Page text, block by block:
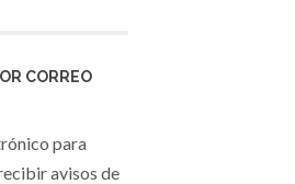
CORREO
para
avisos de